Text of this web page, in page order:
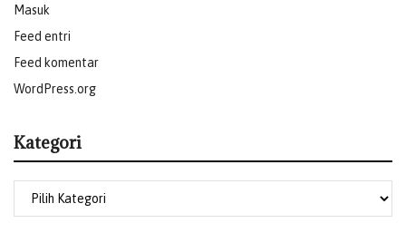
Masuk
Feed entri
Feed komentar
WordPress.org
Kategori